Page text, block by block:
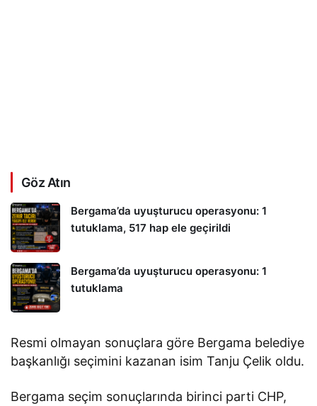
Göz Atın
Bergama’da uyuşturucu operasyonu: 1
tutuklama, 517 hap ele geçirildi
Bergama’da uyuşturucu operasyonu: 1
tutuklama
Resmi olmayan sonuçlara göre Bergama belediye
başkanlığı seçimini kazanan isim Tanju Çelik oldu.
Bergama seçim sonuçlarında birinci parti CHP,